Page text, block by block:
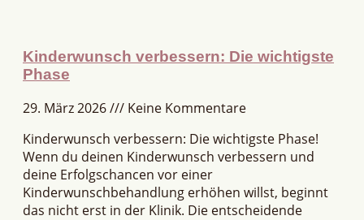
Kinderwunsch verbessern: Die wichtigste
Phase
29. März 2026
Keine Kommentare
Kinderwunsch verbessern: Die wichtigste Phase!
Wenn du deinen Kinderwunsch verbessern und
deine Erfolgschancen vor einer
Kinderwunschbehandlung erhöhen willst, beginnt
das nicht erst in der Klinik. Die entscheidende